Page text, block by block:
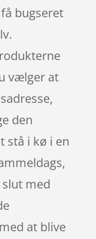
bugseret
vælger at
den
stå i kø i en
med
at blive